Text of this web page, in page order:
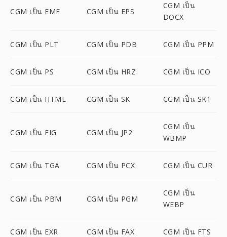
CGM เป็น EMF CGM เป็น EPS
CGM เป็น
DOCX
CGM เป็น PLT CGM เป็น PDB CGM เป็น PPM
CGM เป็น PS CGM เป็น HRZ CGM เป็น ICO
CGM เป็น HTML CGM เป็น SK CGM เป็น SK1
CGM เป็น FIG CGM เป็น JP2
CGM เป็น
WBMP
CGM เป็น TGA CGM เป็น PCX CGM เป็น CUR
CGM เป็น PBM CGM เป็น PGM
CGM เป็น
WEBP
CGM เป็น EXR CGM เป็น FAX CGM เป็น FTS